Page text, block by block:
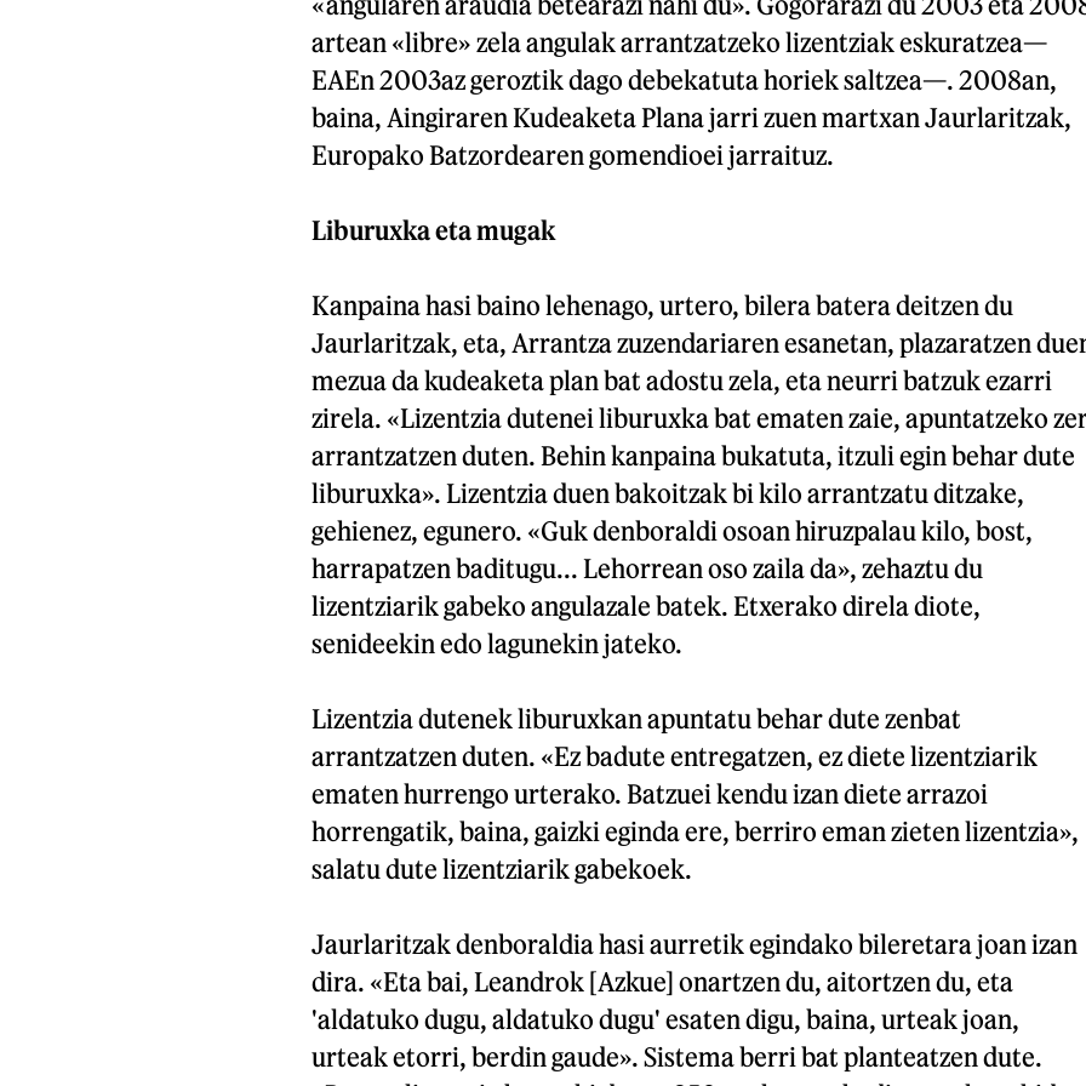
artean «libre» zela angulak arrantzatzeko lizentziak eskuratzea—
EAEn 2003az geroztik dago debekatuta horiek saltzea—. 2008an,
baina, Aingiraren Kudeaketa Plana jarri zuen martxan Jaurlaritzak,
Europako Batzordearen gomendioei jarraituz.
Liburuxka eta mugak
Kanpaina hasi baino lehenago, urtero, bilera batera deitzen du
Jaurlaritzak, eta, Arrantza zuzendariaren esanetan, plazaratzen
mezua da kudeaketa plan bat adostu zela, eta neurri batzuk ezarri
zirela. «Lizentzia dutenei liburuxka bat ematen zaie, apuntatzeko
arrantzatzen duten. Behin kanpaina bukatuta, itzuli egin behar dute
liburuxka». Lizentzia duen bakoitzak bi kilo arrantzatu ditzake,
gehienez, egunero. «Guk denboraldi osoan hiruzpalau kilo, bost,
harrapatzen baditugu... Lehorrean oso zaila da», zehaztu du
lizentziarik gabeko angulazale batek. Etxerako direla diote,
senideekin edo lagunekin jateko.
Lizentzia dutenek liburuxkan apuntatu behar dute zenbat
arrantzatzen duten. «Ez badute entregatzen, ez diete lizentziarik
ematen hurrengo urterako. Batzuei kendu izan diete arrazoi
horrengatik, baina, gaizki eginda ere, berriro eman zieten lizentzia»,
salatu dute lizentziarik gabekoek.
Jaurlaritzak denboraldia hasi aurretik egindako bileretara joan izan
dira. «Eta bai, Leandrok [Azkue] onartzen du, aitortzen du, eta
'aldatuko dugu, aldatuko dugu' esaten digu, baina, urteak joan,
urteak etorri, berdin gaude». Sistema berri bat planteatzen dute.